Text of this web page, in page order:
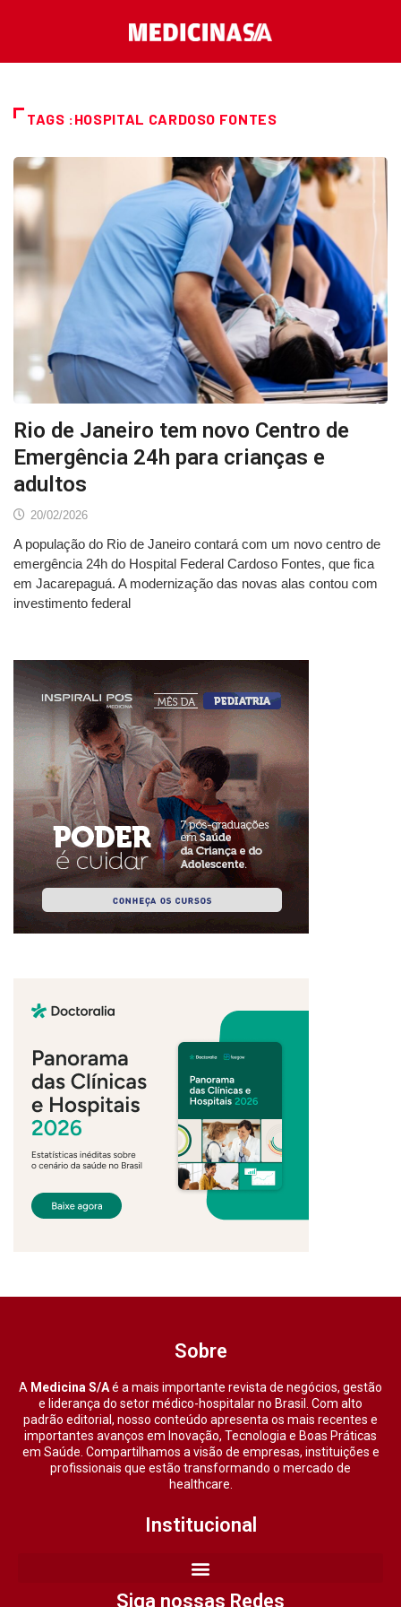
TAGS :HOSPITAL CARDOSO FONTES
Rio de Janeiro tem novo Centro de
Emergência 24h para crianças e
adultos
20/02/2026
A população do Rio de Janeiro contará com um novo centro de
emergência 24h do Hospital Federal Cardoso Fontes, que fica
em Jacarepaguá. A modernização das novas alas contou com
investimento federal
Sobre
A Medicina S/Aé a mais importante revista de negócios, gestão
e liderança do setor médico-hospitalar no Brasil. Com alto
padrão editorial, nosso conteúdo apresenta os mais recentes e
importantes avanços em Inovação, Tecnologia e Boas Práticas
em Saúde. Compartilhamos a visão de empresas, instituições e
profissionais que estão transformando o mercado de
healthcare.
Institucional
Siga nossas Redes